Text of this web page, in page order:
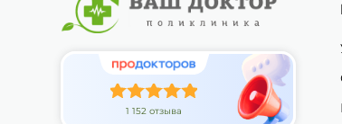
1 152 отзыва